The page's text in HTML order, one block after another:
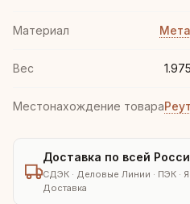
Материал
Вес
Местонахождение товара
Доставка по всей
СДЭК · Деловые Линии · ПЭК ·
Доставка